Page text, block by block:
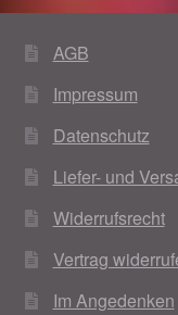
AGB
Impressum
Datenschutz
Liefer- und
Widerrufsrecht
Vertrag
Im Angedenken